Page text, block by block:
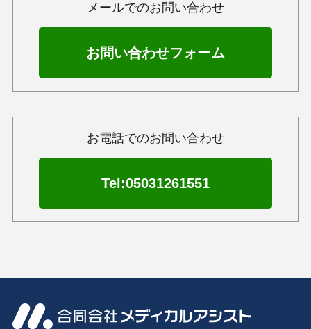
メールでのお問い合わせ
お問い合わせフォーム
お電話でのお問い合わせ
Tel:05031261551